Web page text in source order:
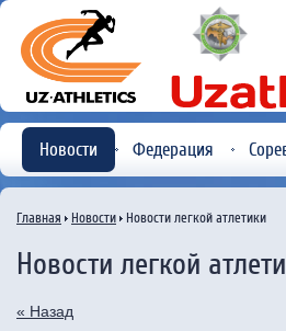
Новости Федерация
Главная Новости Новости легкой атлетики
Новости легкой
« Назад